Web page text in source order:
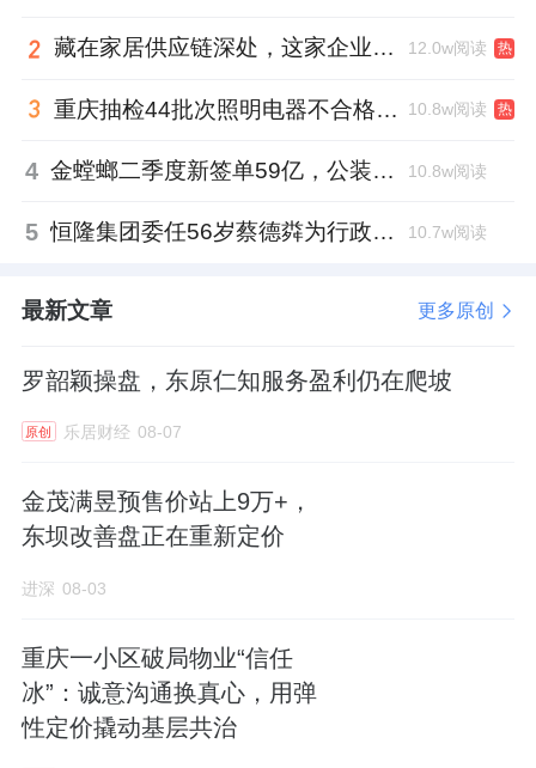
藏在家居供应链深处，这家企业正在悄悄转型 12.0w阅读 热
重庆抽检44批次照明电器不合格，木林森全资子公司被点名 10.8w阅读 热
4 金螳螂二季度新签单59亿，公装业务贡献逾八成 10.8w阅读
5 恒隆集团委任56岁蔡德粦为行政总裁、年薪2052万港元，曾任星巴克中国CEO 10.7w阅读
最新文章 更多原创
罗韶颖操盘，东原仁知服务盈利仍在爬坡
原创 乐居财经 08-07
金茂满昱预售价站上9万+，
东坝改善盘正在重新定价
进深 08-03
重庆一小区破局物业“信任
冰”：诚意沟通换真心，用弹
性定价撬动基层共治